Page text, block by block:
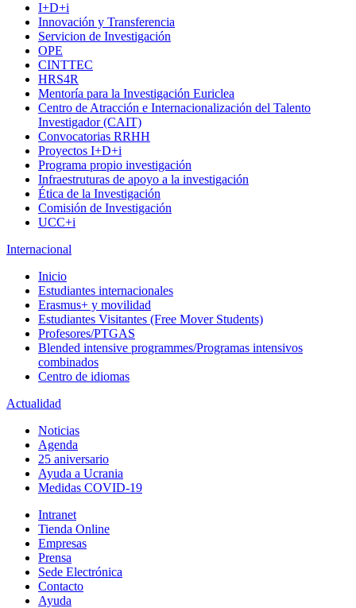
I+D+i
Innovación y Transferencia
Servicion de Investigación
OPE
CINTTEC
HRS4R
Mentoría para la Investigación Euriclea
Centro de Atracción e Internacionalización del Talento
Investigador (CAIT)
Convocatorias RRHH
Proyectos I+D+i
Programa propio investigación
Infraestruturas de apoyo a la investigación
Ética de la Investigación
Comisión de Investigación
UCC+i
Internacional
Inicio
Estudiantes internacionales
Erasmus+ y movilidad
Estudiantes Visitantes (Free Mover Students)
Profesores/PTGAS
Blended intensive programmes/Programas intensivos
combinados
Centro de idiomas
Actualidad
Noticias
Agenda
25 aniversario
Ayuda a Ucrania
Medidas COVID-19
Intranet
Tienda Online
Empresas
Prensa
Sede Electrónica
Contacto
Ayuda